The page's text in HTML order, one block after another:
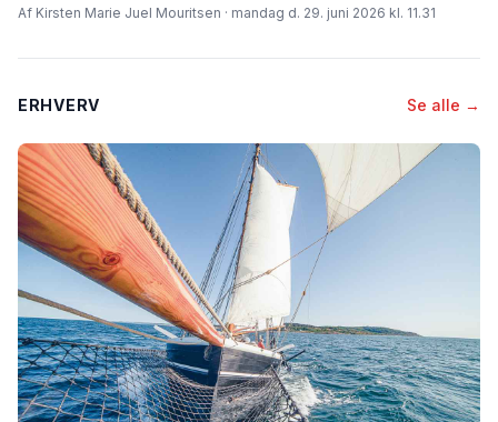
Af Kirsten Marie Juel Mouritsen · mandag d. 29. juni 2026 kl. 11.31
ERHVERV Se alle →